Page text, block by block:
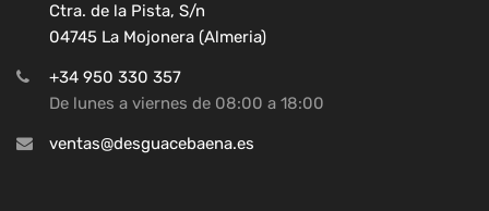
Ctra. de la Pista, S/n
04745 La Mojonera (Almeria)
+34 950 330 357
De lunes a viernes de 08:00 a 18:00
ventas@desguacebaena.es